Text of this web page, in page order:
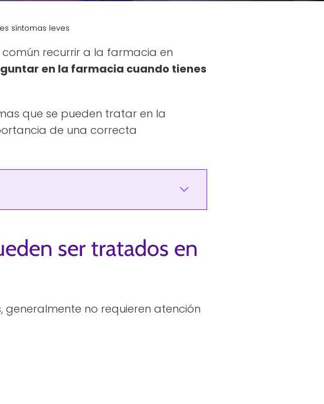
síntomas leves
recurrir a la farmacia en
en la farmacia cuando tienes
que se pueden tratar en la
de una correcta
ser tratados en
generalmente no requieren atención